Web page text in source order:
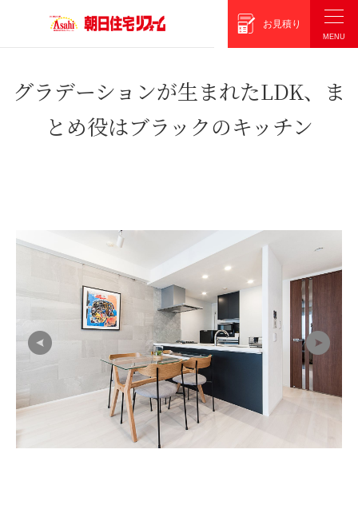
お見積り
グラデーションが生まれたLDK、ま
とめ役はブラックのキッチン